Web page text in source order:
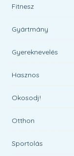
Fitnesz
Gyártmány
Gyereknevelés
Hasznos
Okosodj!
Otthon
Sportolás